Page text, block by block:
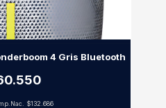
4 Gris Bluetooth
$132.686